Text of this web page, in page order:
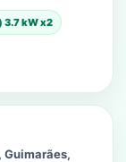
3.7 kW x2
Guimarães,